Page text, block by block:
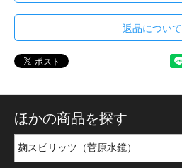
返品について
ほかの商品を探す